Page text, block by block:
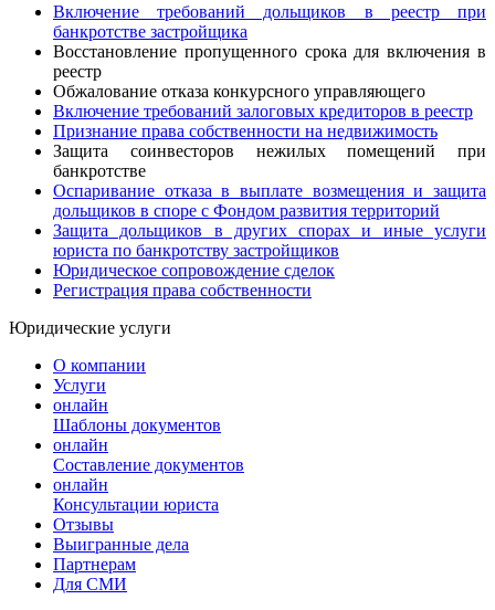
Включение требований дольщиков в реестр при
банкротстве застройщика
Восстановление пропущенного срока для включения в
реестр
Обжалование отказа конкурсного управляющего
Включение требований залоговых кредиторов в реестр
Признание права собственности на недвижимость
Защита соинвесторов нежилых помещений при
банкротстве
Оспаривание отказа в выплате возмещения и защита
дольщиков в споре с Фондом развития территорий
Защита дольщиков в других спорах и иные услуги
юриста по банкротству застройщиков
Юридическое сопровождение сделок
Регистрация права собственности
Юридические услуги
О компании
Услуги
онлайн
Шаблоны документов
онлайн
Составление документов
онлайн
Консультации юриста
Отзывы
Выигранные дела
Партнерам
Для СМИ